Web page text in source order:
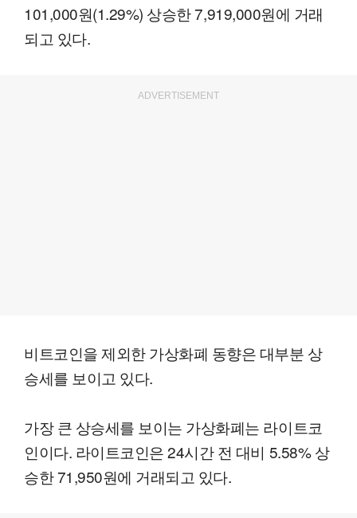
101,000원(1.29%) 상승한 7,919,000원에 거래
되고 있다.
ADVERTISEMENT
비트코인을 제외한 가상화폐 동향은 대부분 상
승세를 보이고 있다.
가장 큰 상승세를 보이는 가상화폐는 라이트코
인이다. 라이트코인은 24시간 전 대비 5.58% 상
승한 71,950원에 거래되고 있다.